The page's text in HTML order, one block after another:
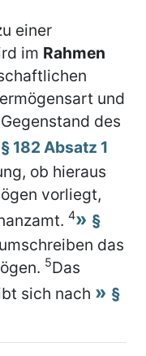
einer
im Rahmen
und
des
§ 182 Absatz 1
ob hieraus
vorliegt,
4
§
umschreiben das
5Das
sich nach
§